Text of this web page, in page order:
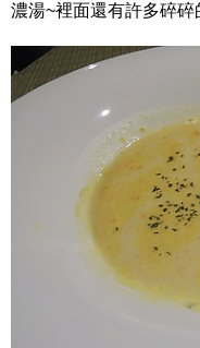
濃湯~裡面還有許多碎